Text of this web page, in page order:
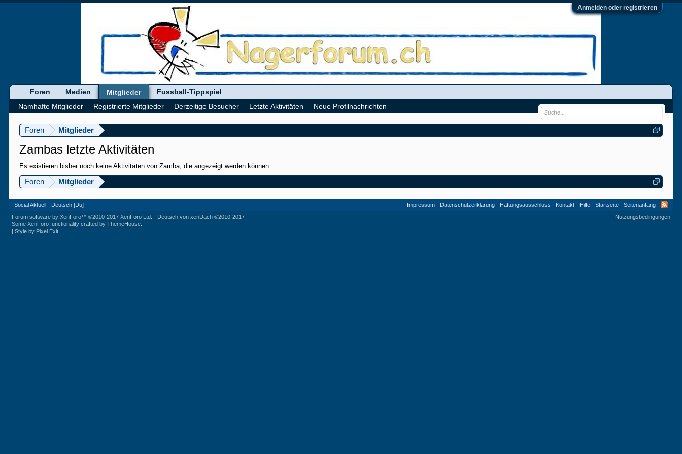
Anmelden oder registrieren
Foren Mitglieder
Zambas letzte Aktivitäten
Es existieren bisher noch keine Aktivitäten von Zamba, die angezeigt werden können.
Foren Mitglieder
Foren Medien
Mitglieder
Namhafte Mitglieder
Registrierte Mitglieder Derzeitige Besucher Letzte Aktivitäten Neue Profilnachrichten
Fussball-Tippspiel
Social Aktuell Deutsch [Du] Impressum Datenschutzerklärung Haftungsausschluss Kontakt Hilfe Startseite
Seitenanfang
Nutzungsbedingungen
Forum software by XenForo™©2010-2017 XenForo Ltd. - Deutsch von xenDach©2010-2017
Some XenForo functionality crafted byThemeHouse
|Style by Pixel Exit